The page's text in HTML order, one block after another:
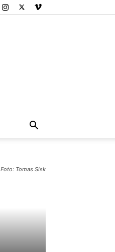
Foto: Tomas Sisk